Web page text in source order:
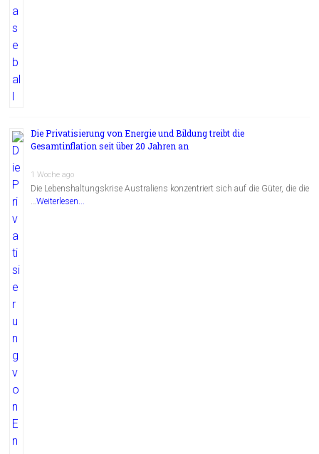
Die Privatisierung von Energie und Bildung treibt die
Gesamtinflation seit über 20 Jahren an
1 Woche ago
Die Lebenshaltungskrise Australiens konzentriert sich auf die Güter, die die
…Weiterlesen...